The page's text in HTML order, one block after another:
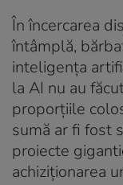
În încercarea
întâmplă,
inteligența
la AI nu au
proporțiile
sumă ar fi fost
proiecte
achiziționarea